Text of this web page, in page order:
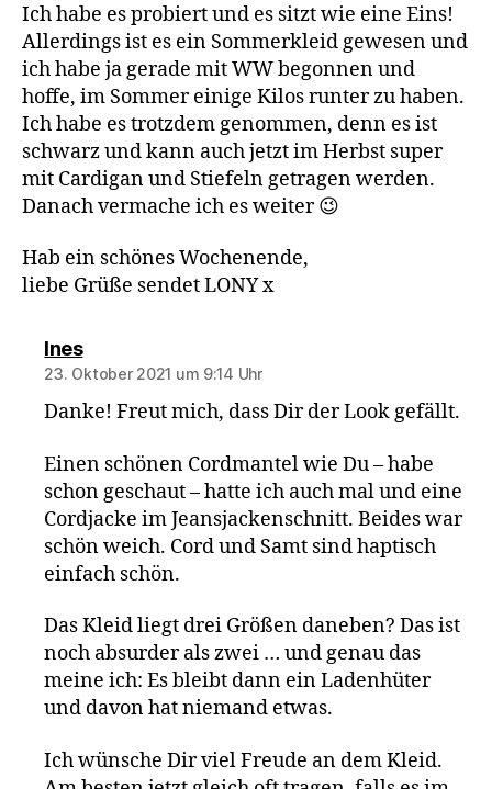
Ich habe es probiert und es sitzt wie eine Eins!
Allerdings ist es ein Sommerkleid gewesen und
ich habe ja gerade mit WW begonnen und
hoffe, im Sommer einige Kilos runter zu haben.
Ich habe es trotzdem genommen, denn es ist
schwarz und kann auch jetzt im Herbst super
mit Cardigan und Stiefeln getragen werden.
Danach vermache ich es weiter 😉
Hab ein schönes Wochenende,
liebe Grüße sendet LONY x
Inessagt:
23. Oktober 2021 um 9:14 Uhr
Danke! Freut mich, dass Dir der Look gefällt.
Einen schönen Cordmantel wie Du – habe
schon geschaut – hatte ich auch mal und eine
Cordjacke im Jeansjackenschnitt. Beides war
schön weich. Cord und Samt sind haptisch
einfach schön.
Das Kleid liegt drei Größen daneben? Das ist
noch absurder als zwei … und genau das
meine ich: Es bleibt dann ein Ladenhüter
und davon hat niemand etwas.
Ich wünsche Dir viel Freude an dem Kleid.